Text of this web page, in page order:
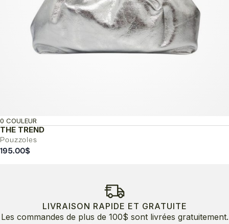
THE TREND
Pouzzoles
0 COULEUR
195.00$
LIVRAISON RAPIDE ET GRATUITE
Les commandes de plus de 100$ sont livrées gratuitement.